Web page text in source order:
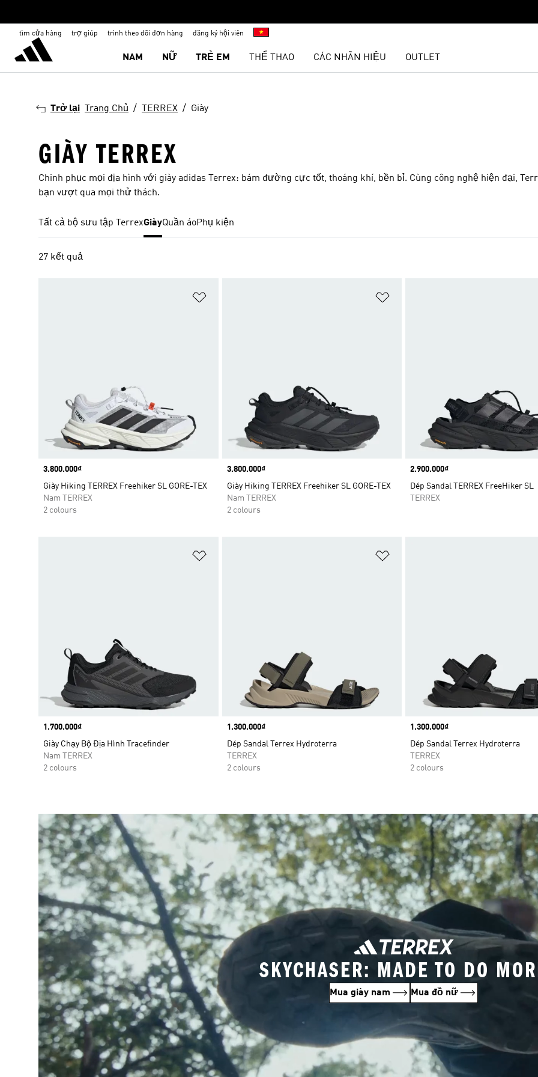
tìm cửa hàng trợ giúp trình theo dõi đơn hàng đăng ký hội viên
NAM NỮ TRẺ EM THỂ THAO CÁC NHÃN HIỆU OUTLET
Trở lại Trang Chủ TERREX Giày
GIÀY TERREX
Chinh phục mọi địa hình với giày adidas Terrex: bám đường cực tốt, thoáng khí, bền bỉ. Cùng công nghệ hiện đại,
bạn vượt qua mọi thử thách.
Tất cả bộ sưu tập TerrexGiàyQuần áoPhụ kiện
27 kết quả
Price
3.800.000₫
Giày Hiking TERREX Freehiker SL GORE-TEX
Nam TERREX
2 colours
Price
3.800.000₫
Giày Hiking TERREX Freehiker SL GORE-TEX
Nam TERREX
2 colours
Price
2.900.000₫
Dép Sandal TERREX FreeHiker SL
TERREX
Price
1.700.000₫
Giày Chạy Bộ Địa Hình Tracefinder
Nam TERREX
2 colours
Price
1.300.000₫
Dép Sandal Terrex Hydroterra
TERREX
2 colours
Price
1.300.000₫
Dép Sandal Terrex Hydroterra
TERREX
2 colours
SKYCHASER: MADE TO DO
Mua giày nam Mua đồ nữ